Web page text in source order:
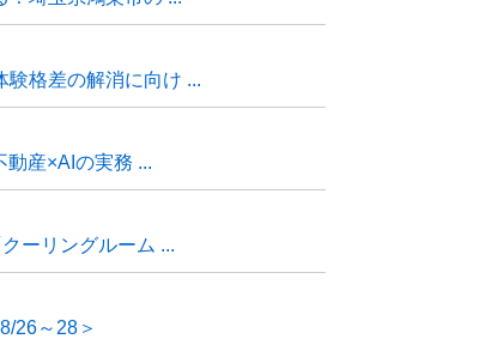
格差の解消に向け ...
産×AIの実務 ...
ーリングルーム ...
26～28＞